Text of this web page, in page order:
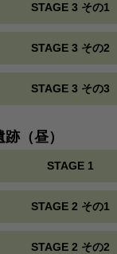
STAGE 3 その1
STAGE 3 その2
STAGE 3 その3
（昼）
STAGE 1
STAGE 2 その1
STAGE 2 その2